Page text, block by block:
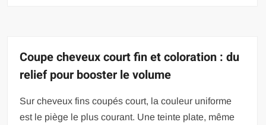
Coupe cheveux court fin et coloration : du
relief pour booster le volume
Sur cheveux fins coupés court, la couleur uniforme
est le piège le plus courant. Une teinte plate, même